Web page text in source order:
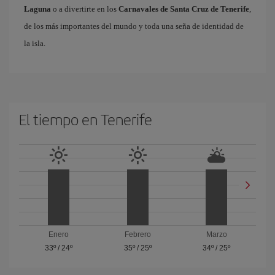
Laguna o a divertirte en los Carnavales de Santa Cruz de Tenerife,
de los más importantes del mundo y toda una seña de identidad de
la isla.
El tiempo en Tenerife
Enero
33º/ 24º
Febrero
35º/ 25º
Marzo
34º /25º